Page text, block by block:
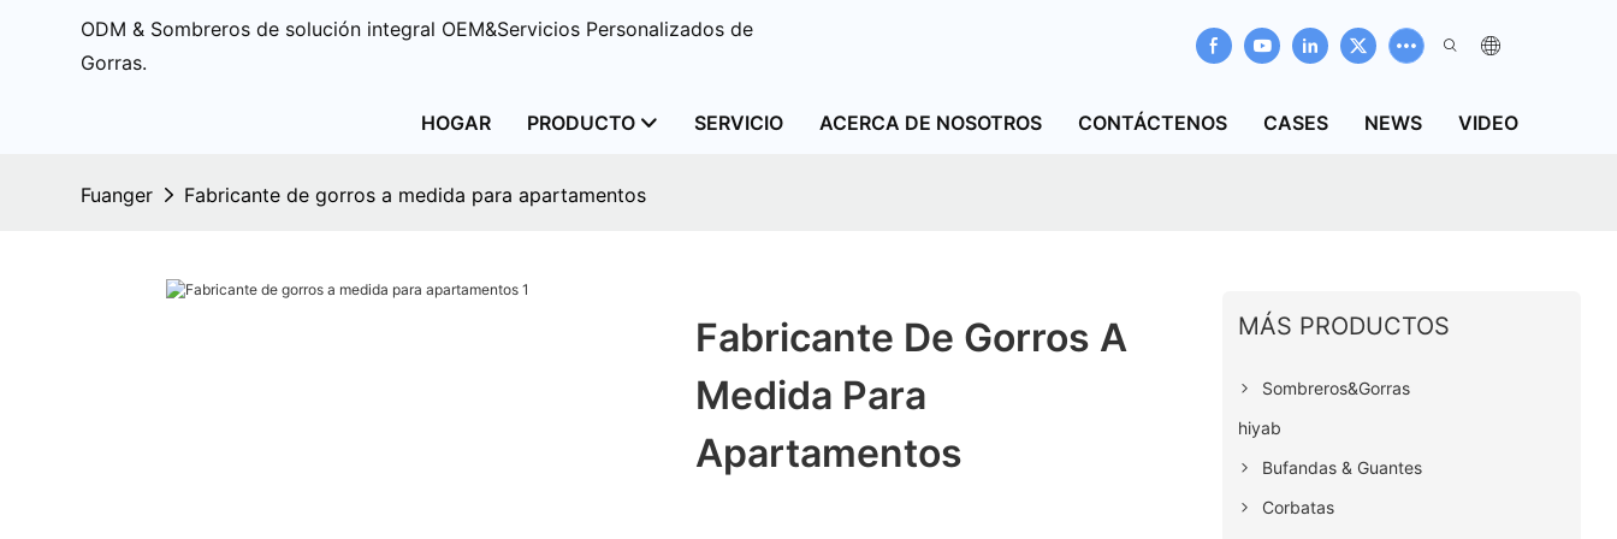
ODM & Sombreros de solución integral OEM&Servicios Personalizados de
Gorras.
HOGAR PRODUCTO SERVICIO ACERCA DE NOSOTROS CONTÁCTENOS CASES NEWS VIDEO
Fuanger Fabricante de gorros a medida para apartamentos
Fabricante De Gorros A
Medida Para
Apartamentos
MÁS PRODUCTOS
Sombreros&Gorras
hiyab
Bufandas & Guantes
Corbatas